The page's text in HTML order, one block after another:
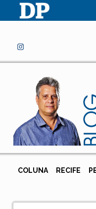
COLUNA RECIFE